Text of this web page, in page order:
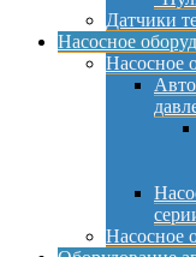
Датчики
Насосное
Насосное
Насосное